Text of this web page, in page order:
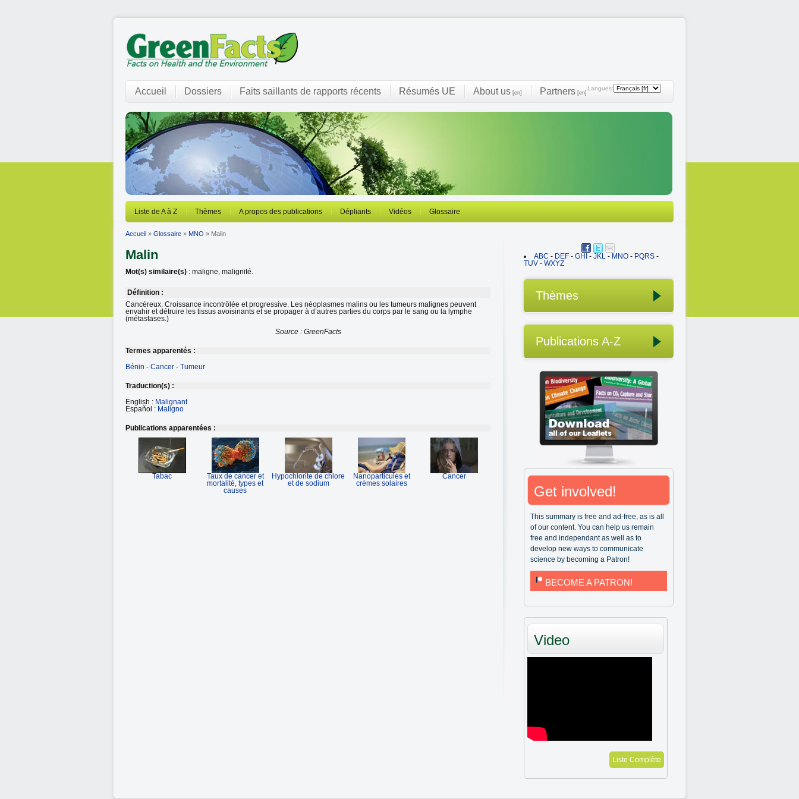
Langues:
Accueil Dossiers Faits saillants de rapports récents Résumés UE About us [en] Partners [en]
Liste de A à Z Thèmes A propos des publications Dépliants Vidéos Glossaire
Accueil » Glossaire » MNO » Malin
Malin
Mot(s) similaire(s) : maligne, malignité.
Définition :
Cancéreux. Croissance incontrôlée et progressive. Les néoplasmes malins ou les tumeurs malignes peuvent
envahir et détruire les tissus avoisinants et se propager à d’autres parties du corps par le sang ou la lymphe
(métastases.)
Source : GreenFacts
Termes apparentés :
Bénin - Cancer - Tumeur
Traduction(s) :
English : Malignant
Español : Maligno
Publications apparentées :
Tabac
Taux de cancer et
mortalité, types et
causes
Hypochlorite de chlore
et de sodium
Nanoparticules et
crèmes solaires
Cancer
ABC - DEF - GHI - JKL - MNO - PQRS -
TUV - WXYZ
Thèmes
Publications A-Z
Get involved!
This summary is free and ad-free, as is all
of our content. You can help us remain
free and independant as well as to
develop new ways to communicate
science by becoming a Patron!
BECOME A PATRON!
Video
Liste Complète